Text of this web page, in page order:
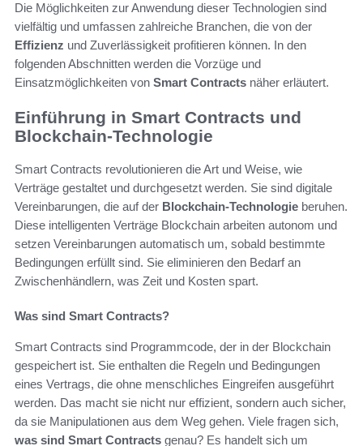
Die Möglichkeiten zur Anwendung dieser Technologien sind
vielfältig und umfassen zahlreiche Branchen, die von der
Effizienz und Zuverlässigkeit profitieren können. In den
folgenden Abschnitten werden die Vorzüge und
Einsatzmöglichkeiten von Smart Contracts näher erläutert.
Einführung in Smart Contracts und
Blockchain-Technologie
Smart Contracts revolutionieren die Art und Weise, wie
Verträge gestaltet und durchgesetzt werden. Sie sind digitale
Vereinbarungen, die auf der Blockchain-Technologie beruhen.
Diese intelligenten Verträge Blockchain arbeiten autonom und
setzen Vereinbarungen automatisch um, sobald bestimmte
Bedingungen erfüllt sind. Sie eliminieren den Bedarf an
Zwischenhändlern, was Zeit und Kosten spart.
Was sind Smart Contracts?
Smart Contracts sind Programmcode, der in der Blockchain
gespeichert ist. Sie enthalten die Regeln und Bedingungen
eines Vertrags, die ohne menschliches Eingreifen ausgeführt
werden. Das macht sie nicht nur effizient, sondern auch sicher,
da sie Manipulationen aus dem Weg gehen. Viele fragen sich,
was sind Smart Contracts genau? Es handelt sich um